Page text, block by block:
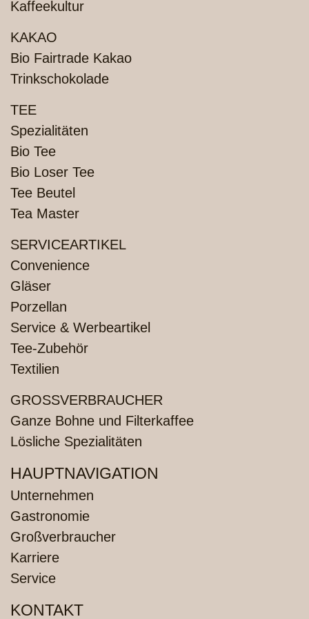
Kaffeekultur
KAKAO
Bio Fairtrade Kakao
Trinkschokolade
TEE
Spezialitäten
Bio Tee
Bio Loser Tee
Tee Beutel
Tea Master
SERVICEARTIKEL
Convenience
Gläser
Porzellan
Service & Werbeartikel
Tee-Zubehör
Textilien
GROSSVERBRAUCHER
Ganze Bohne und Filterkaffee
Lösliche Spezialitäten
HAUPTNAVIGATION
Unternehmen
Gastronomie
Großverbraucher
Karriere
Service
KONTAKT